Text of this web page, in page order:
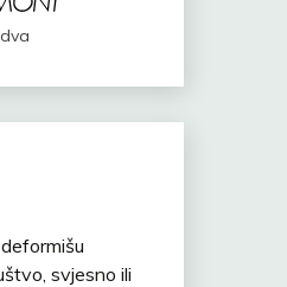
svjesno ili